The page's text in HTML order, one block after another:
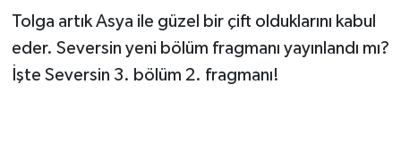
Tolga artık Asya ile güzel bir çift olduklarını kabul
eder. Seversin yeni bölüm fragmanı yayınlandı mı?
İşte Seversin 3. bölüm 2. fragmanı!